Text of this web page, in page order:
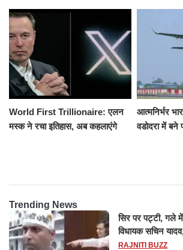
रौंदा, 4 की मौत
World First Trillionaire: एलन
मस्क ने रचा इतिहास, अब कहलाएंगे
आत्मनिर्भर
वडोदरा में बने
Trending News
सिर पर पट्टी, गले
विधायक सचिन
मानसून सत्र के लिए
RAJNITI BUZZ